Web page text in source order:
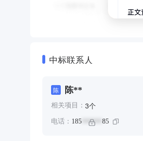
中标联系人
陈 陈**
相关项目： 3个
电话： 185 ****** 85